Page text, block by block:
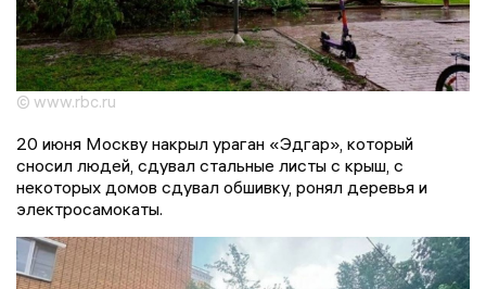
© www.rbc.ru
20 июня Москву накрыл ураган «Эдгар», который
сносил людей, сдувал стальные листы с крыш, с
некоторых домов сдувал обшивку, ронял деревья и
электросамокаты.